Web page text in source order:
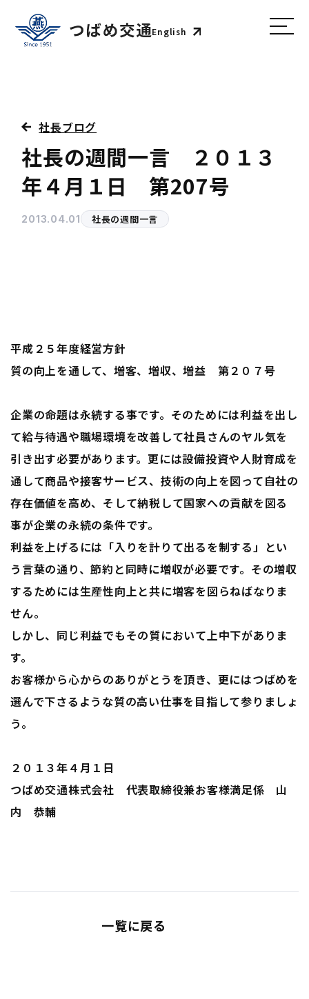
English
社長ブログ
社長の週間一言 ２０１３
年４月１日 第207号
2013.04.01 社長の週間一言
平成２５年度経営方針
質の向上を通して、増客、増収、増益 第２０７号
企業の命題は永続する事です。そのためには利益を出し
て給与待遇や職場環境を改善して社員さんのヤル気を
引き出す必要があります。更には設備投資や人財育成を
通して商品や接客サービス、技術の向上を図って自社の
存在価値を高め、そして納税して国家への貢献を図る
事が企業の永続の条件です。
利益を上げるには「入りを計りて出るを制する」とい
う言葉の通り、節約と同時に増収が必要です。その増収
するためには生産性向上と共に増客を図らねばなりま
せん。
しかし、同じ利益でもその質において上中下がありま
す。
お客様から心からのありがとうを頂き、更にはつばめを
選んで下さるような質の高い仕事を目指して参りましょ
う。
２０１３年４月１日
つばめ交通株式会社 代表取締役兼お客様満足係 山
内 恭輔
一覧に戻る